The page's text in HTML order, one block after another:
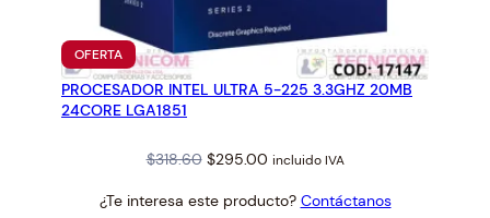
OFERTAPRODUCTO
EN
OFERTA
PROCESADOR INTEL ULTRA 5-225 3.3GHZ 20MB
24CORE LGA1851
$318.60 Original
was:
$295.00Current
is:
incluido IVA
¿Te interesa este producto? Contáctanos